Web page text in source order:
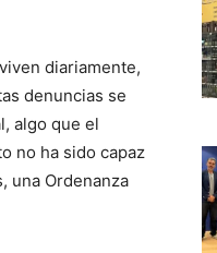
diariamente,
denuncias se
algo que el
no ha sido capaz
una Ordenanza